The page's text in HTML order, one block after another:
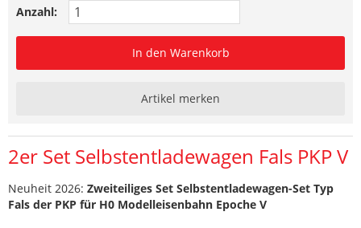
Anzahl:
In den Warenkorb
Artikel merken
2er Set Selbstentladewagen Fals PKP V
Neuheit 2026: Zweiteiliges Set Selbstentladewagen-Set Typ
Fals der PKP für H0 Modelleisenbahn Epoche V